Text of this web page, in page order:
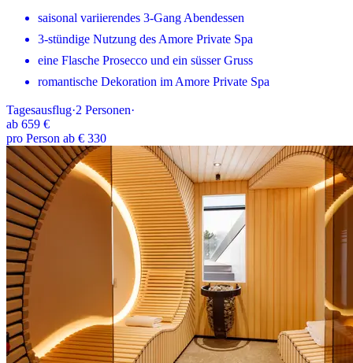
saisonal variierendes 3-Gang Abendessen
3-stündige Nutzung des Amore Private Spa
eine Flasche Prosecco und ein süsser Gruss
romantische Dekoration im Amore Private Spa
Tagesausflug·2 Personen·
ab 659 €
pro Person ab € 330